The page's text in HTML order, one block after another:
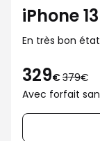
iPhone
En très bon état
329€au
lieu
de
379€
Avec forfait